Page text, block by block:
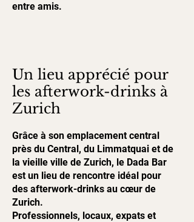
entre amis.
Un lieu apprécié pour
les afterwork-drinks à
Zurich
Grâce à son emplacement central
près du Central, du Limmatquai et de
la vieille ville de Zurich, le Dada Bar
est un lieu de rencontre idéal pour
des afterwork-drinks au cœur de
Zurich.
Professionnels, locaux, expats et